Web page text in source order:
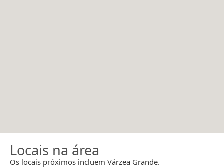
Locais na área
Os locais próximos incluem Várzea Grande.